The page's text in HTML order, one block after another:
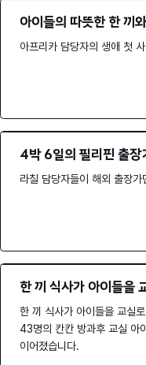
아이들의 따뜻한 한 끼
아프리카 담당자의 생애 첫
4박 6일의 필리핀 출장
라칠 담당자들이 해외 출장
한 끼 식사가 아이들을
한 끼 식사가 아이들을 교실
43명의 칸칸 방과후 교실 아
이어졌습니다.